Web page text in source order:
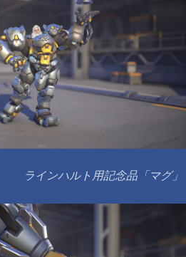
ラインハルト用記念品「マグ」